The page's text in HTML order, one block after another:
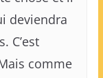
deviendra
C’est
comme